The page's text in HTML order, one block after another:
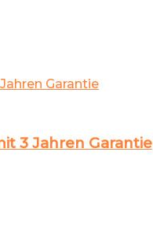
3 Jahren Garantie